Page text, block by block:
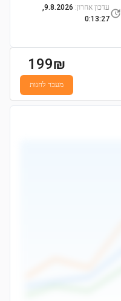
עדכון אחרון:
9.8.2026,
0:13:27
199₪
מעבר לחנות